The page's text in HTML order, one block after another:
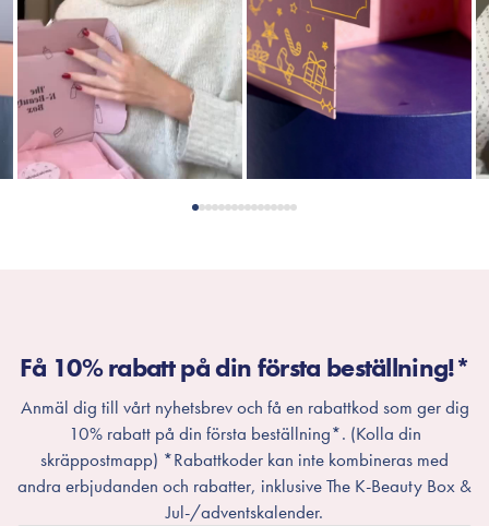
Få 10% rabatt på din första beställning!*
Anmäl dig till vårt nyhetsbrev och få en rabattkod som ger dig
10% rabatt på din första beställning*. (Kolla din
skräppostmapp) *Rabattkoder kan inte kombineras med
andra erbjudanden och rabatter, inklusive The K-Beauty Box &
Jul-/adventskalender.